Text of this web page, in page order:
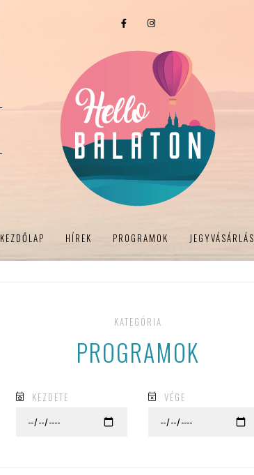
KEZDŐLAP HÍREK PROGRAMOK JEGYVÁSÁRLÁS
KATEGÓRIA
PROGRAMOK
KEZDETE VÉGE